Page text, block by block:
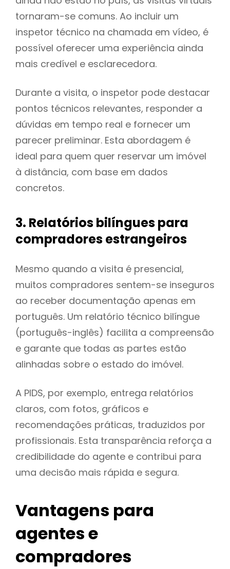
tornaram-se comuns. Ao incluir um
inspetor técnico na chamada em vídeo, é
possível oferecer uma experiência ainda
mais credível e esclarecedora.
Durante a visita, o inspetor pode destacar
pontos técnicos relevantes, responder a
dúvidas em tempo real e fornecer um
parecer preliminar. Esta abordagem é
ideal para quem quer reservar um imóvel
à distância, com base em dados
concretos.
3. Relatórios bilíngues para
compradores estrangeiros
Mesmo quando a visita é presencial,
muitos compradores sentem-se inseguros
ao receber documentação apenas em
português. Um relatório técnico bilíngue
(português-inglês) facilita a compreensão
e garante que todas as partes estão
alinhadas sobre o estado do imóvel.
A PIDS, por exemplo, entrega relatórios
claros, com fotos, gráficos e
recomendações práticas, traduzidos por
profissionais. Esta transparência reforça a
credibilidade do agente e contribui para
uma decisão mais rápida e segura.
Vantagens para
agentes e
compradores